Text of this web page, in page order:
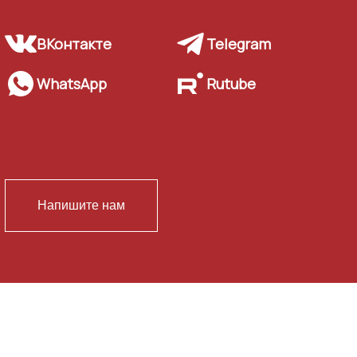
ВКонтакте Telegram
WhatsApp Rutube
Напишите нам